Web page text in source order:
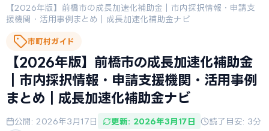
【2026年版】前橋市の成長加速化補助金｜市内採択情報・申請支
援機関・活用事例まとめ｜成長加速化補助金ナビ
市町村ガイド
【2026年版】前橋市の成長加速化補助金
｜市内採択情報・申請支援機関・活用事例
まとめ｜成長加速化補助金ナビ
公開: 2026年3月17日 更新: 2026年3月17日
読了目安: 3分